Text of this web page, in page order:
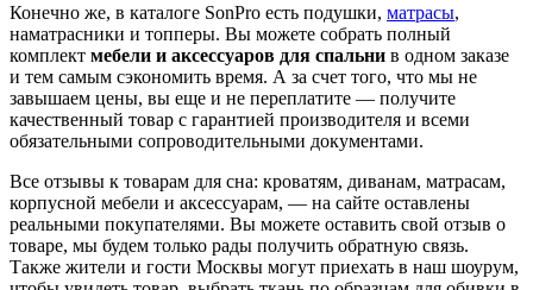
Конечно же, в каталоге SonPro есть подушки, матрасы,
наматрасники и топперы. Вы можете собрать полный
комплект мебели и аксессуаров для спальни в одном заказе
и тем самым сэкономить время. А за счет того, что мы не
завышаем цены, вы еще и не переплатите — получите
качественный товар с гарантией производителя и всеми
обязательными сопроводительными документами.
Все отзывы к товарам для сна: кроватям, диванам, матрасам,
корпусной мебели и аксессуарам, — на сайте оставлены
реальными покупателями. Вы можете оставить свой отзыв о
товаре, мы будем только рады получить обратную связь.
Также жители и гости Москвы могут приехать в наш шоурум,